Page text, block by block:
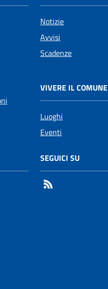
Notizie
Avvisi
Scadenze
VIVERE IL COMUNE
Luoghi
Eventi
SEGUICI SU